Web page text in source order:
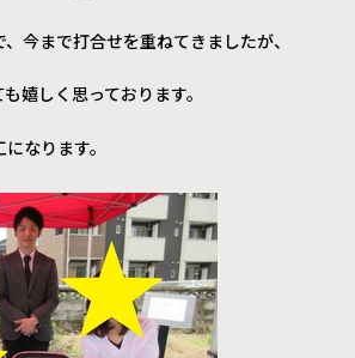
今まで打合せを重ねてきましたが、
嬉しく思っております。
なります。